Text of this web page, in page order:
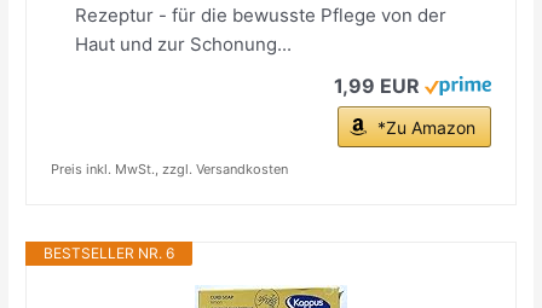
Rezeptur - für die bewusste Pflege von der
Haut und zur Schonung...
1,99 EUR
*Zu Amazon
Preis inkl. MwSt., zzgl. Versandkosten
BESTSELLER NR. 6